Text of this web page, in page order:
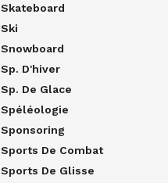
Skateboard
Ski
Snowboard
Sp. D'hiver
Sp. De Glace
Spéléologie
Sponsoring
Sports De Combat
Sports De Glisse